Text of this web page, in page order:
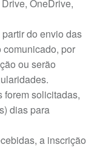
OneDrive,
do envio das
por
ou serão
forem solicitadas,
dias para
a inscrição